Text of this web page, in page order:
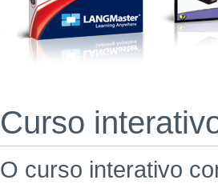
Curso
O curso interativo